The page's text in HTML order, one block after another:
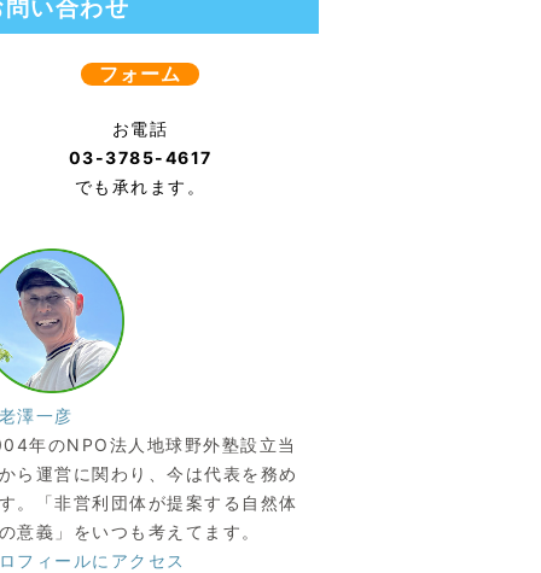
問い合わせ
フォーム
お電話
03-3785-4617
でも承れます。
澤一彦
年のNPO法人地球野外塾設立当
ら運営に関わり、今は代表を務め
。「非営利団体が提案する自然体
意義」をいつも考えてます。
フィールにアクセス